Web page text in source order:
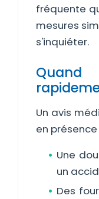
fréquente
mesures
s'inquiéter.
Un avis
en présence
Une
un
Des